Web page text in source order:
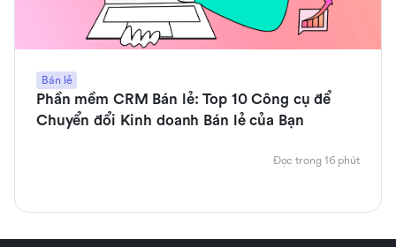
Bán lẻ
Phần mềm CRM Bán lẻ: Top 10 Công cụ để
Chuyển đổi Kinh doanh Bán lẻ của Bạn
Đọc trong 16 phút